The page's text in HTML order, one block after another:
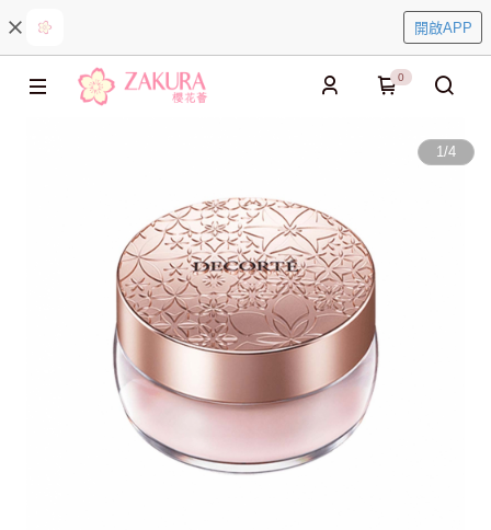
開啟APP
0
1/4